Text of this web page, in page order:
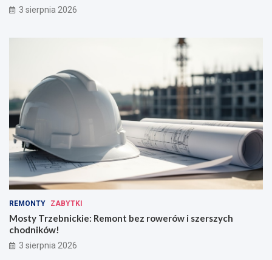
3 sierpnia 2026
REMONTY ZABYTKI
Mosty Trzebnickie: Remont bez rowerów i szerszych
chodników!
3 sierpnia 2026